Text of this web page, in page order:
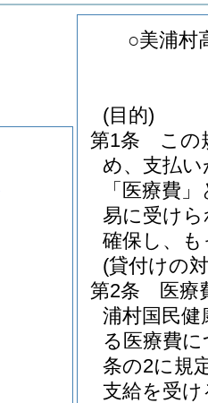
○美浦村
(目的)
第1条
この
め、支払
「医療費
易に受け
確保し、
(貸付けの
第2条
医療
浦村国民健
る医療費
条の2に規
支給を受